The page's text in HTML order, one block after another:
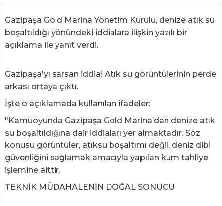
Gazipaşa Gold Marina Yönetim Kurulu, denize atık su
boşaltıldığı yönündeki iddialara ilişkin yazılı bir
açıklama ile yanıt verdi.
Gazipaşa'yı sarsan iddia! Atık su görüntülerinin perde
arkası ortaya çıktı.
İşte o açıklamada kullanılan ifadeler:
"Kamuoyunda Gazipaşa Gold Marina’dan denize atık
su boşaltıldığına dair iddiaları yer almaktadır. Söz
konusu görüntüler, atıksu boşaltımı değil, deniz dibi
güvenliğini sağlamak amacıyla yapılan kum tahliye
işlemine aittir.
TEKNİK MÜDAHALENİN DOĞAL SONUCU